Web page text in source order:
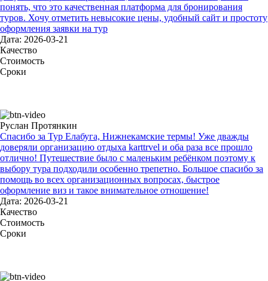
понять, что это качественная платформа для бронирования
туров. Хочу отметить невысокие цены, удобный сайт и простоту
оформления заявки на тур
Дата: 2026-03-21
Качество
Стоимость
Сроки
Руслан Протянкин
Спасибо за Тур Елабуга, Нижнекамские термы! Уже дважды
доверяли организацию отдыха karttrvel и оба раза все прошло
отлично! Путешествие было с маленьким ребёнком поэтому к
выбору тура подходили особенно трепетно. Большое спасибо за
помощь во всех организационных вопросах, быстрое
оформление виз и такое внимательное отношение!
Дата: 2026-03-21
Качество
Стоимость
Сроки